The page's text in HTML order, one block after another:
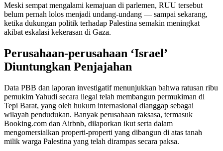
Meski sempat mengalami kemajuan di parlemen, RUU tersebut
belum pernah lolos menjadi undang-undang — sampai sekarang,
ketika dukungan politik terhadap Palestina semakin meningkat
akibat eskalasi kekerasan di Gaza.
Perusahaan-perusahaan ‘Israel’
Diuntungkan Penjajahan
Data PBB dan laporan investigatif menunjukkan bahwa ratusan ribu
pemukim Yahudi secara ilegal telah membangun permukiman di
Tepi Barat, yang oleh hukum internasional dianggap sebagai
wilayah pendudukan. Banyak perusahaan raksasa, termasuk
Booking.com dan Airbnb, dilaporkan ikut serta dalam
mengomersialkan properti-properti yang dibangun di atas tanah
milik warga Palestina yang telah dirampas secara paksa.